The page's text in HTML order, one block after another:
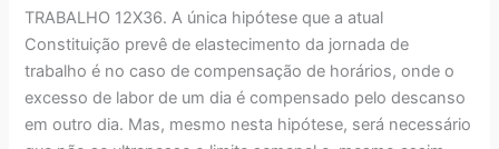
TRABALHO 12X36. A única hipótese que a atual
Constituição prevê de elastecimento da jornada de
trabalho é no caso de compensação de horários, onde o
excesso de labor de um dia é compensado pelo descanso
em outro dia. Mas, mesmo nesta hipótese, será necessário